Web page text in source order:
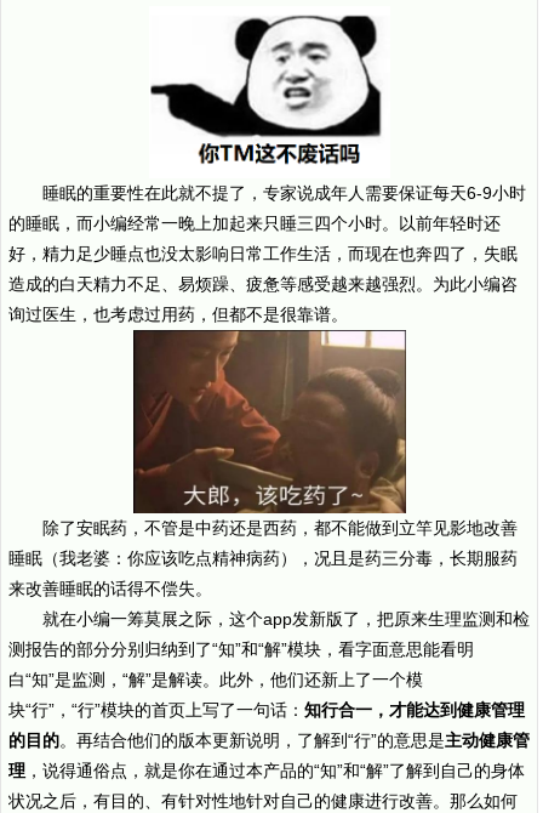
睡眠的重要性在此就不提了，专家说成年人需要保证每天6-9小时
的睡眠，而小编经常一晚上加起来只睡三四个小时。以前年轻时还
好，精力足少睡点也没太影响日常工作生活，而现在也奔四了，失眠
造成的白天精力不足、易烦躁、疲惫等感受越来越强烈。为此小编咨
询过医生，也考虑过用药，但都不是很靠谱。
除了安眠药，不管是中药还是西药，都不能做到立竿见影地改善
睡眠（我老婆：你应该吃点精神病药），况且是药三分毒，长期服药
来改善睡眠的话得不偿失。
就在小编一筹莫展之际，这个app发新版了，把原来生理监测和检
测报告的部分分别归纳到了“知”和“解”模块，看字面意思能看明
白“知”是监测，“解”是解读。此外，他们还新上了一个模
块“行”，“行”模块的首页上写了一句话： 知行合一，才能达到健康管理
的目的。再结合他们的版本更新说明，了解到“行”的意思是主动健康管
理 ，说得通俗点，就是你在通过本产品的“知”和“解”了解到自己的身体
状况之后，有目的、有针对性地针对自己的健康进行改善。那么如何